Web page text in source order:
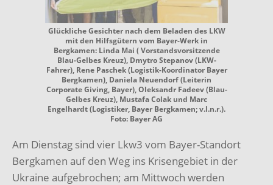
Glückliche Gesichter nach dem Beladen des LKW
mit den Hilfsgütern vom Bayer-Werk in
Bergkamen: Linda Mai ( Vorstandsvorsitzende
Blau-Gelbes Kreuz), Dmytro Stepanov (LKW-
Fahrer), Rene Paschek (Logistik-Koordinator Bayer
Bergkamen), Daniela Neuendorf (Leiterin
Corporate Giving, Bayer), Oleksandr Fadeev (Blau-
Gelbes Kreuz), Mustafa Colak und Marc
Engelhardt (Logistiker, Bayer Bergkamen; v.l.n.r.).
Foto: Bayer AG
Am Dienstag sind vier Lkw3 vom Bayer-Standort
Bergkamen auf den Weg ins Krisengebiet in der
Ukraine aufgebrochen; am Mittwoch werden